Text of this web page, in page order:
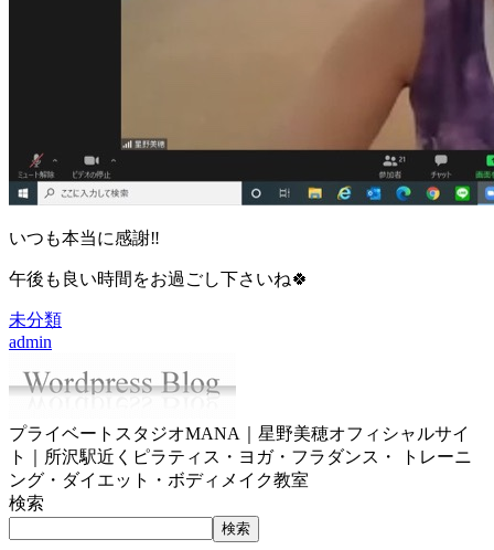
いつも本当に感謝‼️
午後も良い時間をお過ごし下さいね🍀
未分類
admin
プライベートスタジオMANA｜星野美穂オフィシャルサイ
ト｜所沢駅近くピラティス・ヨガ・フラダンス・ トレーニ
ング・ダイエット・ボディメイク教室
検索
検索